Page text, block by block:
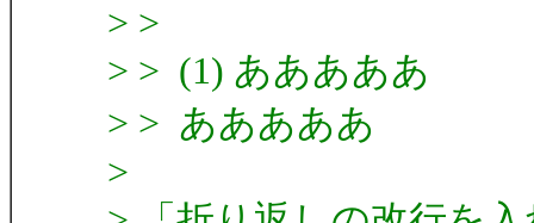
> >
> > (1) あああああ
> > あああああ
>